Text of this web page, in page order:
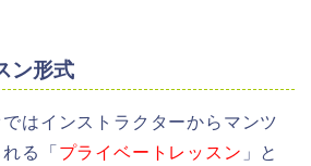
ン形式
はインストラクターからマンツ
る「 プライベートレッスン 」と